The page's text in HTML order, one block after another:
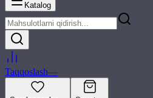
Katalog
Taqqoslash—